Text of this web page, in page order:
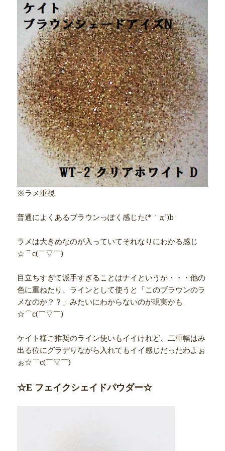
※ラメ重視
普通によくあるブラウンっぽく感じた(*｀д´)b
ラメは大きめなのが入っていてそれなりにわかる感じ
☆⌒c(￣▽￣)
目立ちすぎて派手すぎることはナイというか・・・他の
色に重ねたり、ラインとして使うと「このブラウンのラ
メなのか？？」みたいにわからないのが現実かも
☆⌒c(￣▽￣)
ケイト様ご推奨のライン使いもイイけれど、二重幅はみ
出る位にグラデりながら入れてもイイ感じだったわよぉ
ぉ☆⌒c(￣▽￣)
☆E フェイクシェイドパウダー☆